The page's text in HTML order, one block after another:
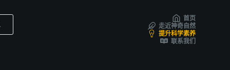
首页
走近神奇自然
提升科学素养
联系我们